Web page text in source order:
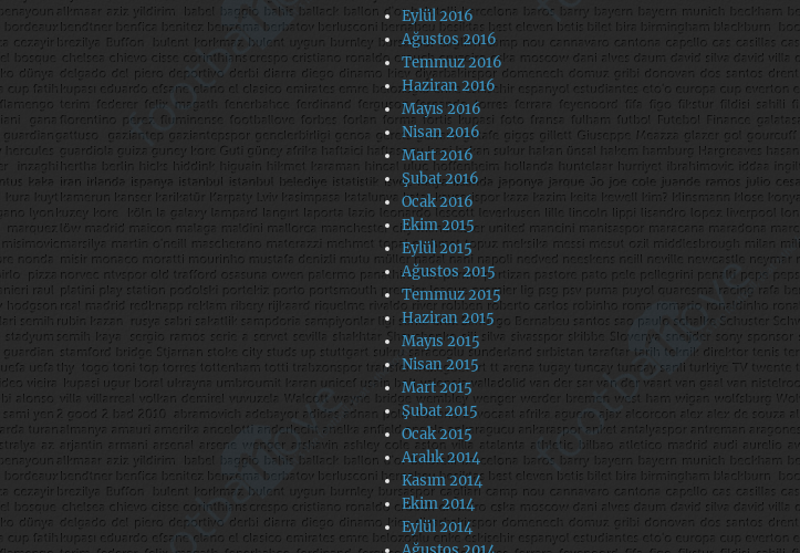
Eylül 2016
Ağustos 2016
Temmuz 2016
Haziran 2016
Mayıs 2016
Nisan 2016
Mart 2016
Şubat 2016
Ocak 2016
Ekim 2015
Eylül 2015
Ağustos 2015
Temmuz 2015
Haziran 2015
Mayıs 2015
Nisan 2015
Mart 2015
Şubat 2015
Ocak 2015
Aralık 2014
Kasım 2014
Ekim 2014
Eylül 2014